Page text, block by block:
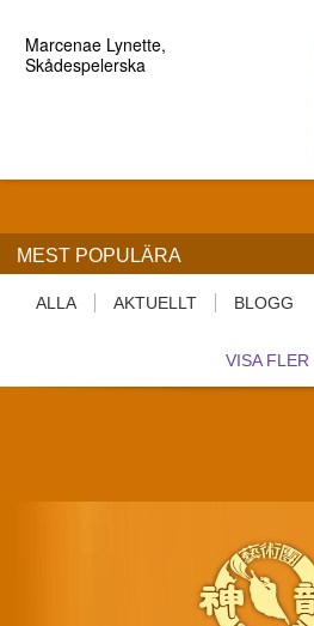
Marcenae Lynette,
Skådespelerska
MEST POPULÄRA
ALLA AKTUELLT BLOGG
VISA FLER